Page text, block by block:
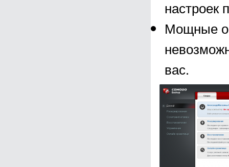
настроек
Мощные
вас.